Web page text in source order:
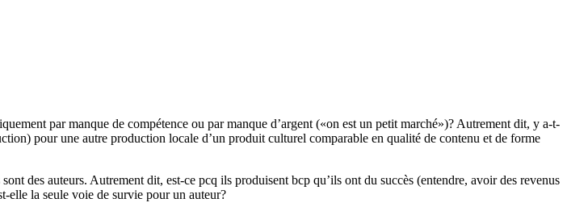
par manque de compétence ou par manque d’argent («on est un petit marché»)? Autrement dit, y a-t-
pour une autre production locale d’un produit culturel comparable en qualité de contenu et de forme
des auteurs. Autrement dit, est-ce pcq ils produisent bcp qu’ils ont du succès (entendre, avoir des revenus
elle la seule voie de survie pour un auteur?